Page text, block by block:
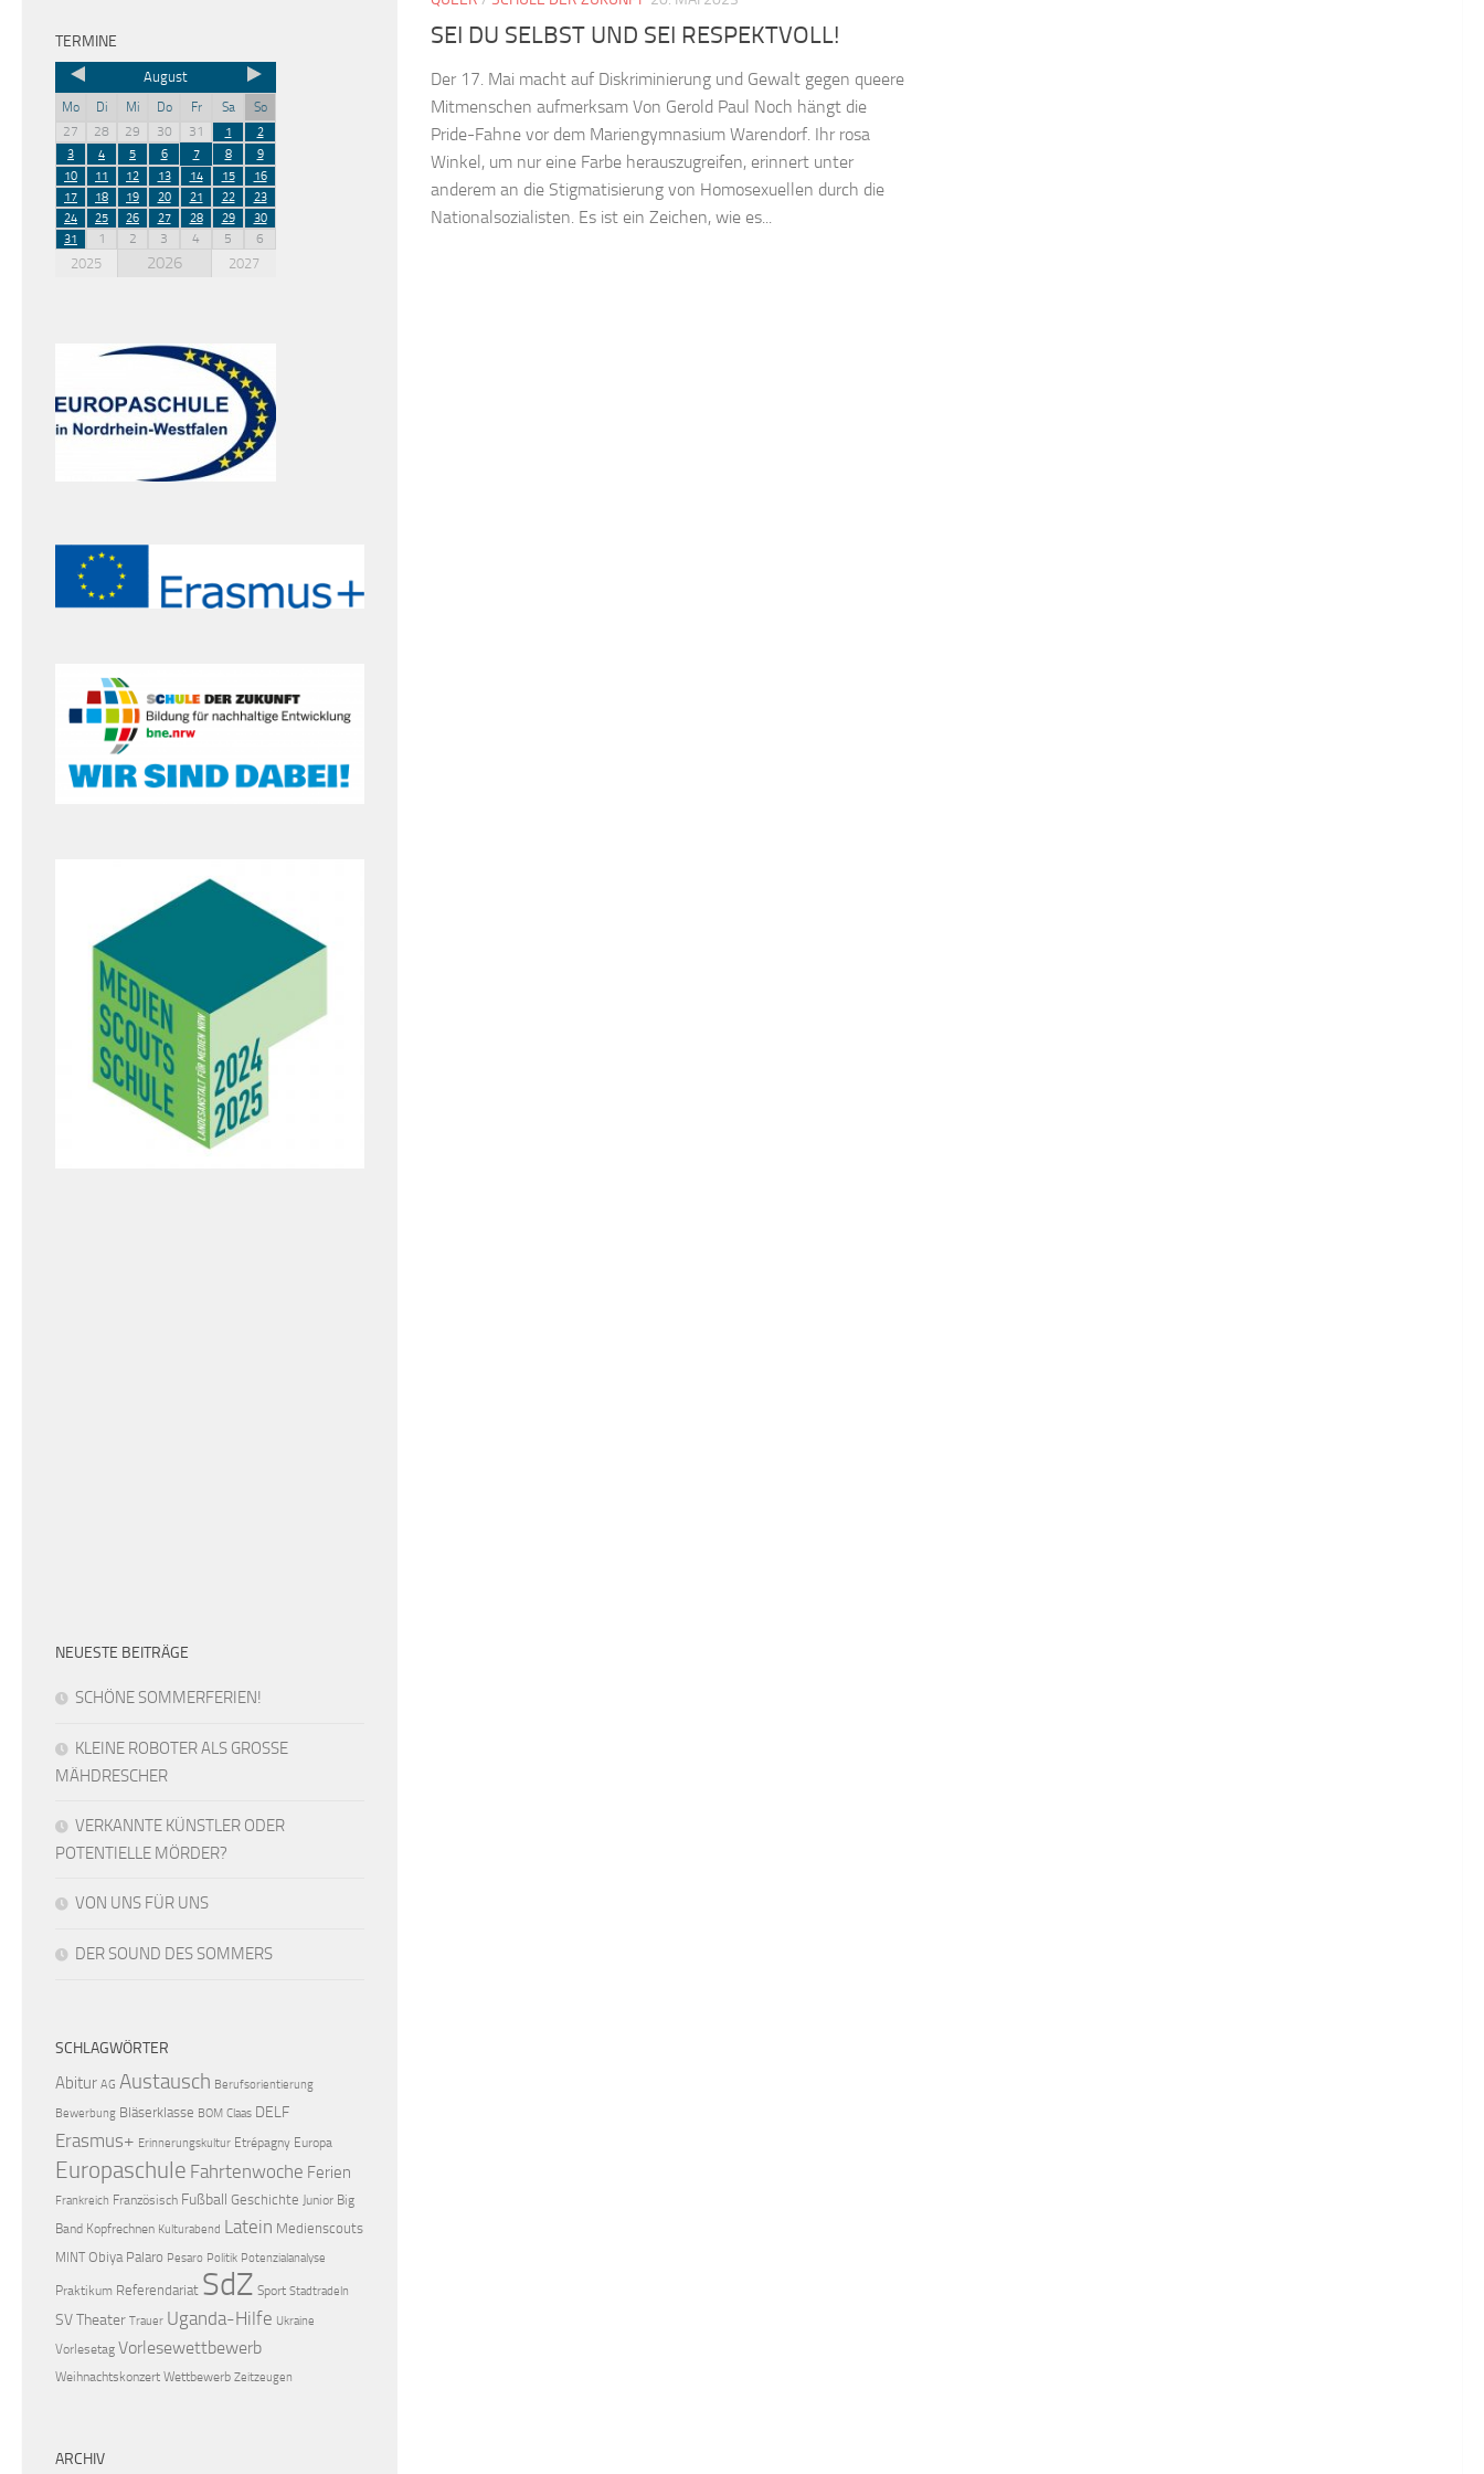
SEI DU SELBST UND SEI RESPEKTVOLL!
Der 17. Mai macht auf Diskriminierung und Gewalt gegen queere
Mitmenschen aufmerksam Von Gerold Paul Noch hängt die
Pride-Fahne vor dem Mariengymnasium Warendorf. Ihr rosa
Winkel, um nur eine Farbe herauszugreifen, erinnert unter
anderem an die Stigmatisierung von Homosexuellen durch die
Nationalsozialisten. Es ist ein Zeichen, wie es...
TERMINE
August
Mo Di Mi Do Fr Sa
So
27
28 29 30 31 1
2
3
4 5 6 7 8
9
10
11 12 13 14 15
16
17
18 19 20 21 22
23
24
25 26 27 28 29
30
31
1 2 3 4 5 6
2025 2026 2027
NEUESTE BEITRÄGE
SCHÖNE SOMMERFERIEN!
KLEINE ROBOTER ALS GROSSE
MÄHDRESCHER
VERKANNTE KÜNSTLER ODER
POTENTIELLE MÖRDER?
VON UNS FÜR UNS
DER SOUND DES SOMMERS
SCHLAGWÖRTER
Abitur AG Austausch Berufsorientierung
Bewerbung Bläserklasse BOM Claas DELF
Erasmus+ Erinnerungskultur Etrépagny Europa
Europaschule Fahrtenwoche Ferien
Frankreich Französisch Fußball Geschichte Junior Big
Band Kopfrechnen Kulturabend Latein Medienscouts
MINT Obiya Palaro Pesaro Politik Potenzialanalyse
Praktikum Referendariat SdZ Sport Stadtradeln
SVTheater Trauer Uganda-Hilfe Ukraine
Vorlesetag Vorlesewettbewerb
Weihnachtskonzert Wettbewerb Zeitzeugen
ARCHIV